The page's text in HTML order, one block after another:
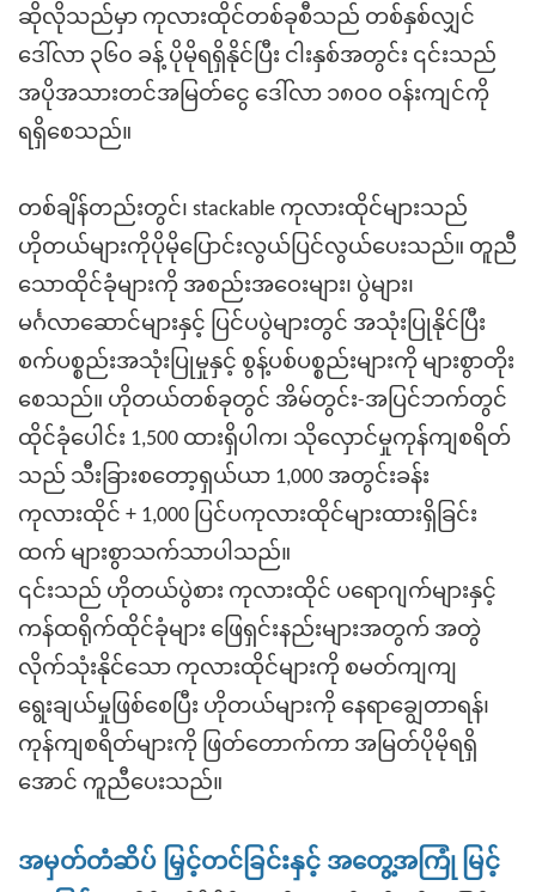
ဆိုလိုသည်မှာ ကုလားထိုင်တစ်ခုစီသည် တစ်နှစ်လျှင်
ဒေါ်လာ ၃၆၀ ခန့် ပိုမိုရရှိနိုင်ပြီး ငါးနှစ်အတွင်း ၎င်းသည်
အပိုအသားတင်အမြတ်ငွေ ဒေါ်လာ ၁၈၀၀ ဝန်းကျင်ကို
ရရှိစေသည်။
တစ်ချိန်တည်းတွင်၊ stackable ကုလားထိုင်များသည်
ဟိုတယ်များကိုပိုမိုပြောင်းလွယ်ပြင်လွယ်ပေးသည်။ တူညီ
သောထိုင်ခုံများကို အစည်းအဝေးများ၊ ပွဲများ၊
မင်္ဂလာဆောင်များနှင့် ပြင်ပပွဲများတွင် အသုံးပြုနိုင်ပြီး
စက်ပစ္စည်းအသုံးပြုမှုနှင့် စွန့်ပစ်ပစ္စည်းများကို များစွာတိုး
စေသည်။ ဟိုတယ်တစ်ခုတွင် အိမ်တွင်း-အပြင်ဘက်တွင်
ထိုင်ခုံပေါင်း 1,500 ထားရှိပါက၊ သိုလှောင်မှုကုန်ကျစရိတ်
သည် သီးခြားစတော့ရှယ်ယာ 1,000 အတွင်းခန်း
ကုလားထိုင် + 1,000 ပြင်ပကုလားထိုင်များထားရှိခြင်း
ထက် များစွာသက်သာပါသည်။
၎င်းသည် ဟိုတယ်ပွဲစား ကုလားထိုင် ပရောဂျက်များနှင့်
ကန်ထရိုက်ထိုင်ခုံများ ဖြေရှင်းနည်းများအတွက် အတွဲ
လိုက်သုံးနိုင်သော ကုလားထိုင်များကို စမတ်ကျကျ
ရွေးချယ်မှုဖြစ်စေပြီး ဟိုတယ်များကို နေရာချွေတာရန်၊
ကုန်ကျစရိတ်များကို ဖြတ်တောက်ကာ အမြတ်ပိုမိုရရှိ
အောင် ကူညီပေးသည်။
အမှတ်တံဆိပ် မြှင့်တင်ခြင်းနှင့် အတွေ့အကြုံ မြင့်